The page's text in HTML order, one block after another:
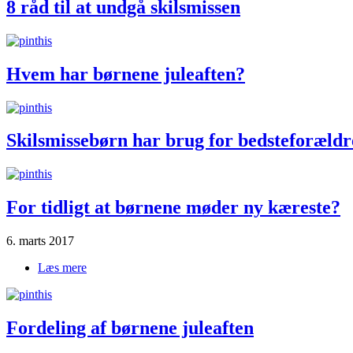
8 råd til at undgå skilsmissen
Hvem har børnene juleaften?
Skilsmissebørn har brug for
For tidligt at børnene møder ny kæreste?
6. marts 2017
Læs mere
Fordeling af børnene juleaften